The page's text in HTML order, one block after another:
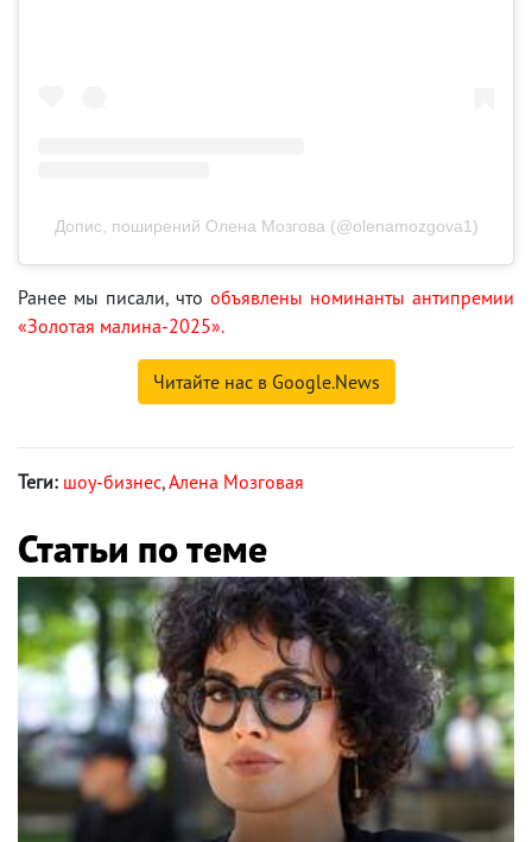
Допис, поширений Олена Мозгова (@olenamozgova1)
Ранее мы писали, что объявлены номинанты антипремии
«Золотая малина-2025».
Читайте нас в Google.News
Теги: шоу-бизнес,Алена Мозговая
Статьи по теме